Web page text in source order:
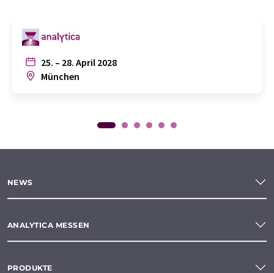
25. – 28. April 2028
München
NEWS
ANALYTICA MESSEN
PRODUKTE